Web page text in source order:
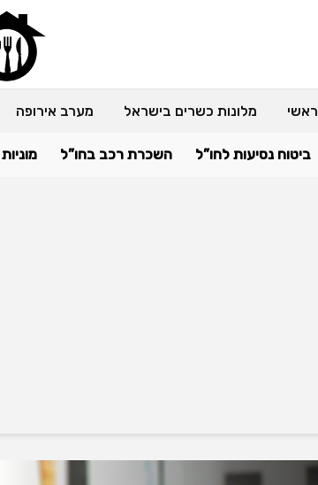
ראשי מלונות כשרים בישראל מערב אירופה
ביטוח נסיעות לחו”ל השכרת רכב בחו”ל